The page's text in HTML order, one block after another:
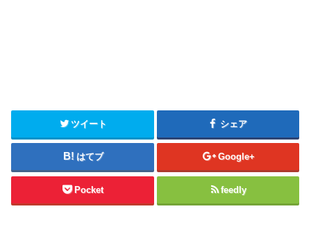
ツイート シェア
はてブ Google+
Pocket feedly